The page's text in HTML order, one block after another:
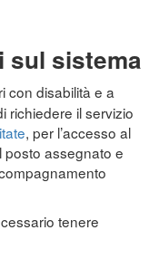
sul sistema
con disabilità e a
richiedere il servizio
, per l’accesso al
assegnato e
tenere